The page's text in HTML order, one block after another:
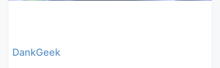
DankGeek